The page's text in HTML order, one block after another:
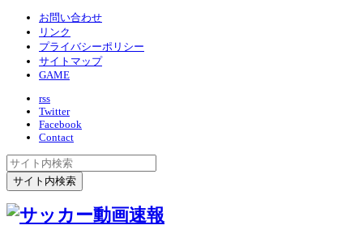
お問い合わせ
リンク
プライバシーポリシー
サイトマップ
GAME
rss
Twitter
Facebook
Contact